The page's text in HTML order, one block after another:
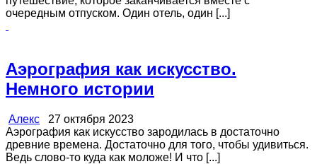
очередным отпуском. Один отель, один [...]
Аэрография как искусство.
Немного истории
Алекс 27 октября 2023
Аэрография как искусство зародилась в достаточно
древние времена. Достаточно для того, чтобы удивиться.
Ведь слово-то куда как моложе! И что [...]